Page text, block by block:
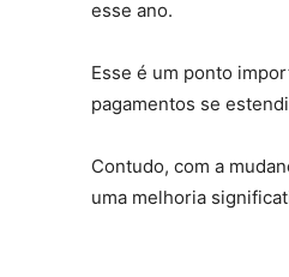
esse ano.
Esse é um ponto
pagamentos se
Contudo, com a
uma melhoria